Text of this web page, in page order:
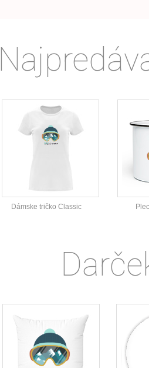
Dámske tričko Classic